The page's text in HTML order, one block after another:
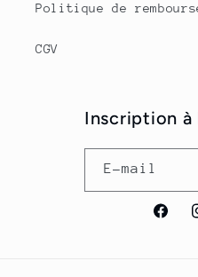
Politique de
CGV
Inscription
E-mail